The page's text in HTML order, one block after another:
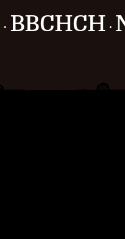
· BBCHCH ·